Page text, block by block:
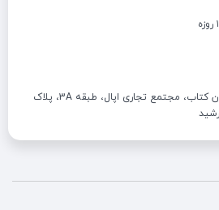
سعادت آباد، میدان کتاب، مجتمع تجاری اپال، طبقه 3A، پلاک